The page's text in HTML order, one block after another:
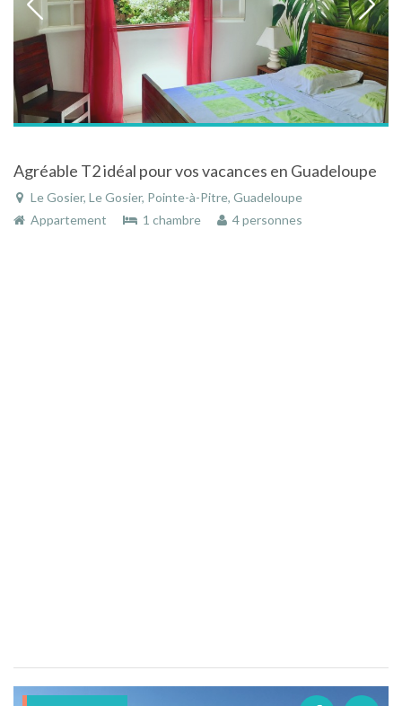
Agréable T2 idéal pour vos vacances en Guadeloupe
Le Gosier, Le Gosier, Pointe-à-Pitre, Guadeloupe
Appartement
1 chambre 4 personnes